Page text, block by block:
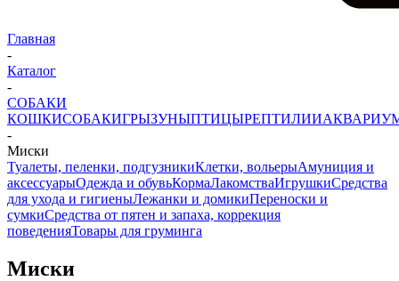
Главная
-
Каталог
-
СОБАКИ
КОШКИСОБАКИГРЫЗУНЫПТИЦЫРЕПТИЛИИ
-
Миски
Туалеты, пеленки, подгузникиКлетки, вольерыАмуниция и
аксессуарыОдежда и обувьКормаЛакомстваИгрушкиСредства
для ухода и гигиеныЛежанки и домикиПереноски и
сумкиСредства от пятен и запаха, коррекция
поведенияТовары для груминга
Миски